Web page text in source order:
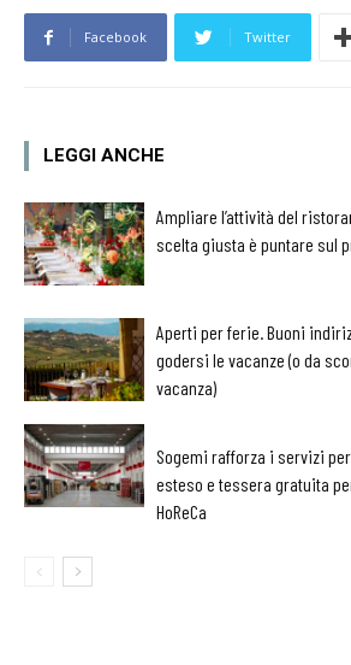
Facebook Twitter
LEGGI ANCHE
Ampliare l’attività del
scelta giusta è puntare sul
Aperti per ferie. Buoni
godersi le vacanze (o da
vacanza)
Sogemi rafforza i servizi
esteso e tessera gratuita
HoReCa